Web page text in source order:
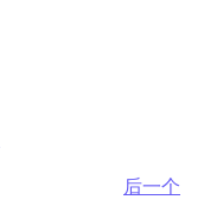
后一个